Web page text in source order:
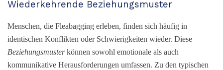
Wiederkehrende Beziehungsmuster
Menschen, die Fleabagging erleben, finden sich häufig in
identischen Konflikten oder Schwierigkeiten wieder. Diese
Beziehungsmusterkönnen sowohl emotionale als auch
kommunikative Herausforderungen umfassen. Zu den typischen